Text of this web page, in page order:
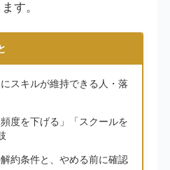
す。
スキルが維持できる人・落
頻度を下げる」「スクールを
約条件と、やめる前に確認